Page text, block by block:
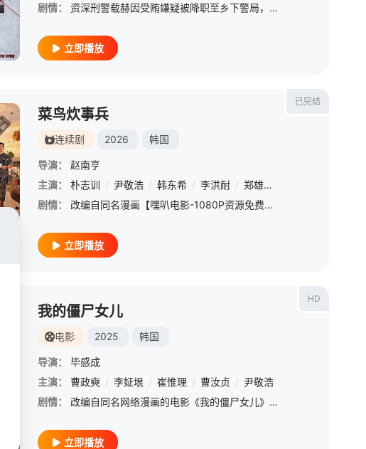
剧情：
资深刑警载赫因受贿嫌疑被降职至乡下警局，在琐碎日常中消磨意志。一桩牵涉两名嫌疑人的神秘谋杀案，让他与财阀出身的精英新人刑警中浩搭档，一同前往首尔重启调查。性格散漫、行事出格的载赫，与严谨理性、养尊处优
立即播放
已完结
菜鸟炊事兵
连续剧 2026 韩国
导演：
赵南亨
主演：
朴志训 / 尹敬浩 / 韩东希 / 李洪耐 / 郑雄仁
剧情：
改编自同名漫画【嘿叭电影-1080P资源免费观看，无广告，不卡顿】 &nb
立即播放
HD
我的僵尸女儿
电影 2025 韩国
导演：
毕感成
主演：
曹政奭 / 李姃垠 / 崔惟理 / 曹汝贞 / 尹敬浩
剧情：
改编自同名网络漫画的电影《我的僵尸女儿》官宣选角阵容。将由曹政奭、李姃垠、曹汝贞、尹敬浩和崔惟理主演。
立即播放